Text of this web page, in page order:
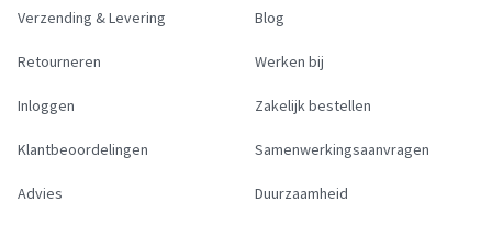
Verzending & Levering
Retourneren
Inloggen
Klantbeoordelingen
Advies
Blog
Werken bij
Zakelijk bestellen
Samenwerkingsaanvragen
Duurzaamheid